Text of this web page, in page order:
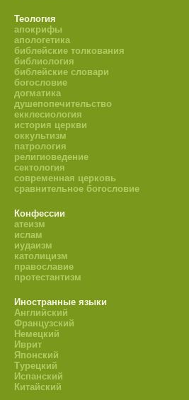
Теология
апокрифы
апологетика
библейские толкования
библиология
библейские словари
богословие
догматика
душепопечительство
екклесиология
история церкви
оккультизм
патрология
религиоведение
сектология
современная церковь
сравнительное богословие
Конфессии
атеизм
ислам
иудаизм
католицизм
православие
протестантизм
Иностранные языки
Английский
Французский
Немецкий
Иврит
Японский
Турецкий
Испанский
Китайский